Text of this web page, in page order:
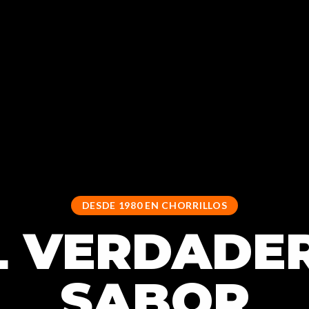
DESDE 1980 EN CHORRILLOS